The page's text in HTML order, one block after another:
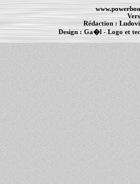
Rédaction :
Design :Ga�l- Logo et
Informations :